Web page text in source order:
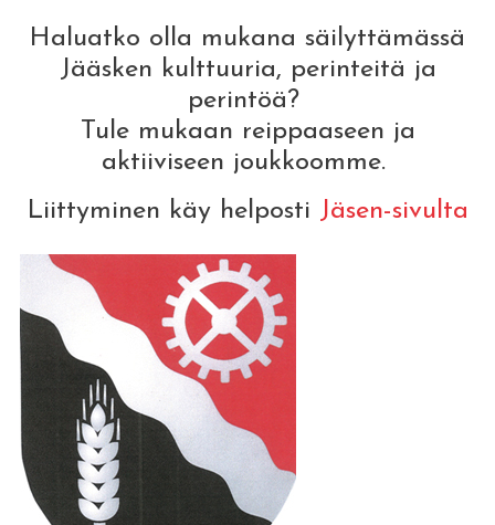
Haluatko olla mukana säilyttämässä
Jääsken kulttuuria, perinteitä ja
perintöä?
Tule mukaan reippaaseen ja
aktiiviseen joukkoomme.
Liittyminen käy helposti Jäsen-sivulta